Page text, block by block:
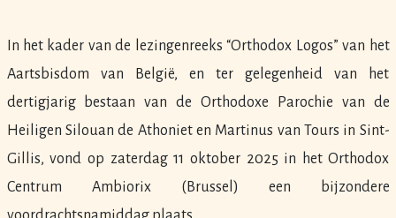
In het kader van de lezingenreeks “Orthodox Logos” van het
Aartsbisdom van België, en ter gelegenheid van het
dertigjarig bestaan van de Orthodoxe Parochie van de
Heiligen Silouan de Athoniet en Martinus van Tours in Sint-
Gillis, vond op zaterdag 11 oktober 2025 in het Orthodox
Centrum Ambiorix (Brussel) een bijzondere